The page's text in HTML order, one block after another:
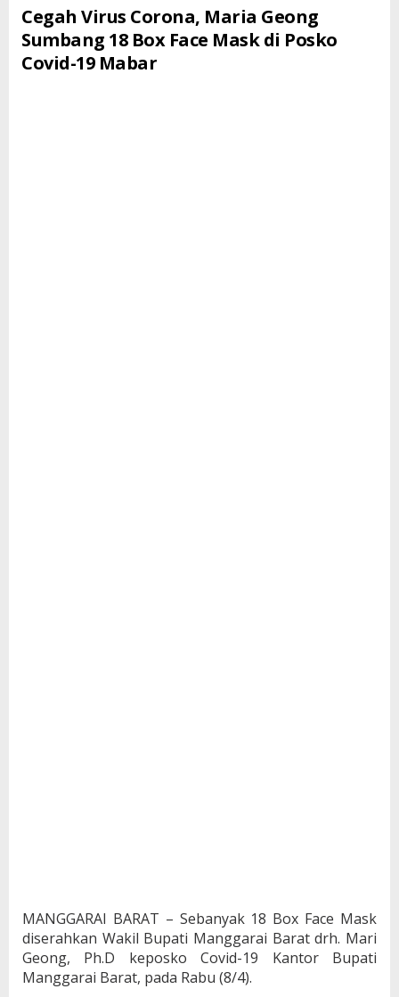
Corona,
Maria
Geong
Sumbang
Cegah Virus Corona, Maria Geong
Sumbang 18 Box Face Mask di Posko
Covid-19 Mabar
MANGGARAI BARAT – Sebanyak 18 Box Face Mask
diserahkan Wakil Bupati Manggarai Barat drh. Mari
Geong, Ph.D keposko Covid-19 Kantor Bupati
Manggarai Barat, pada Rabu (8/4).